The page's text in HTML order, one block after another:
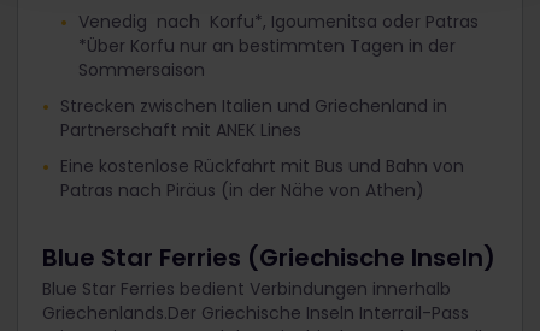
Venedig nach Korfu*, Igoumenitsa oder Patras
*Über Korfu nur an bestimmten Tagen in der
Sommersaison
Strecken zwischen Italien und Griechenland in
Partnerschaft mit ANEK Lines
Eine kostenlose Rückfahrt mit Bus und Bahn von
Patras nach Piräus (in der Nähe von Athen)
Blue Star Ferries (Griechische Inseln)
Blue Star Ferries bedient Verbindungen innerhalb
Griechenlands.Der Griechische Inseln Interrail-Pass